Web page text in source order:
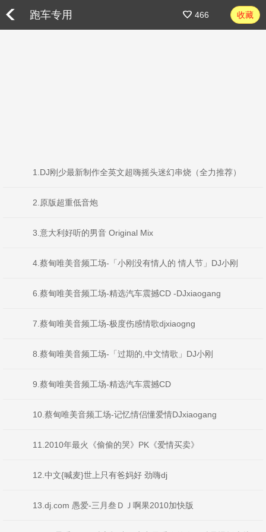
跑车专用 收藏
466
1.DJ刚少最新制作全英文超嗨摇头迷幻串烧（全力推荐）
2.原版超重低音炮
3.意大利好听的男音 Original Mix
4.蔡甸唯美音频工场-「小刚没有情人的 情人节」DJ小刚
6.蔡甸唯美音频工场-精选汽车震撼CD -DJxiaogang
7.蔡甸唯美音频工场-极度伤感情歌djxiaogng
8.蔡甸唯美音频工场-「过期的,中文情歌」DJ小刚
9.蔡甸唯美音频工场-精选汽车震撼CD
10.蔡甸唯美音频工场-记忆情侣懂爱情DJxiaogang
11.2010年最火《偷偷的哭》PK《爱情买卖》
12.中文{喊麦}世上只有爸妈好 劲嗨dj
13.dj.com 愚爱-三月叁ＤＪ啊果2010加快版